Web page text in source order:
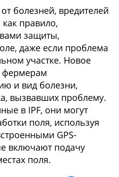
болезней, вредителей
правило,
защиты,
даже если проблема
участке. Новое
фермерам
и вид болезни,
вызвавших проблему.
в IPF, они могут
поля, используя
GPS-
включают подачу
поля.